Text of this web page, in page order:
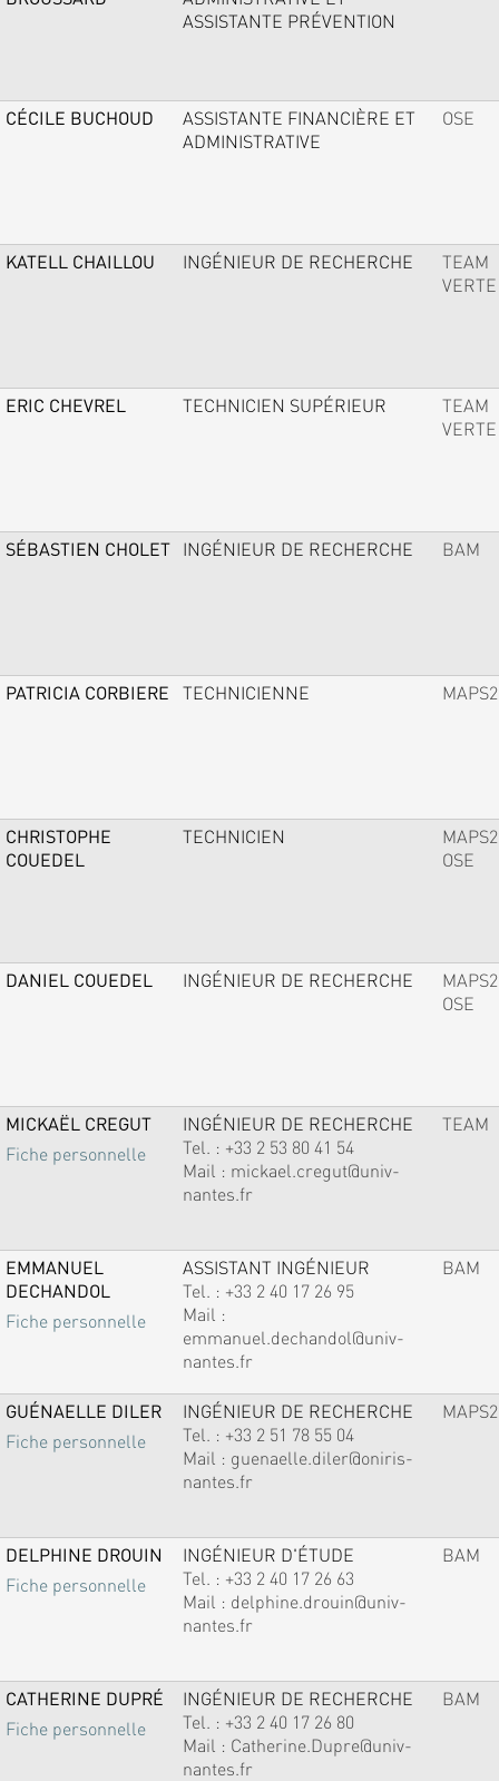
ASSISTANTE PRÉVENTION
CÉCILE BUCHOUD
ASSISTANTE FINANCIÈRE ET
ADMINISTRATIVE
OSE
KATELL CHAILLOU INGÉNIEUR DE RECHERCHE
TEAM
VERTE
ERIC CHEVREL TECHNICIEN SUPÉRIEUR
TEAM
VERTE
SÉBASTIEN CHOLET INGÉNIEUR DE RECHERCHE BAM
PATRICIA CORBIERE TECHNICIENNE MAPS2
CHRISTOPHE
COUEDEL
TECHNICIEN
MAPS2
OSE
DANIEL COUEDEL INGÉNIEUR DE RECHERCHE
MAPS2
OSE
MICKAËL CREGUT
Fiche personnelle
INGÉNIEUR DE RECHERCHE
Tel. : +33 2 53 80 41 54
Mail : mickael.cregut@univ-
nantes.fr
TEAM
EMMANUEL
DECHANDOL
Fiche personnelle
ASSISTANT INGÉNIEUR
Tel. : +33 2 40 17 26 95
Mail :
emmanuel.dechandol@univ-
nantes.fr
BAM
GUÉNAELLE DILER
Fiche personnelle
INGÉNIEUR DE RECHERCHE
Tel. : +33 2 51 78 55 04
Mail : guenaelle.diler@oniris-
nantes.fr
MAPS2
DELPHINE DROUIN
Fiche personnelle
INGÉNIEUR D'ÉTUDE
Tel. : +33 2 40 17 26 63
Mail : delphine.drouin@univ-
nantes.fr
BAM
CATHERINE DUPRÉ
Fiche personnelle
INGÉNIEUR DE RECHERCHE
Tel. : +33 2 40 17 26 80
Mail : Catherine.Dupre@univ-
nantes.fr
BAM